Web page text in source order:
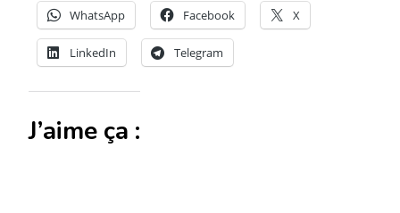
WhatsApp Facebook X
LinkedIn Telegram
J’aime ça :